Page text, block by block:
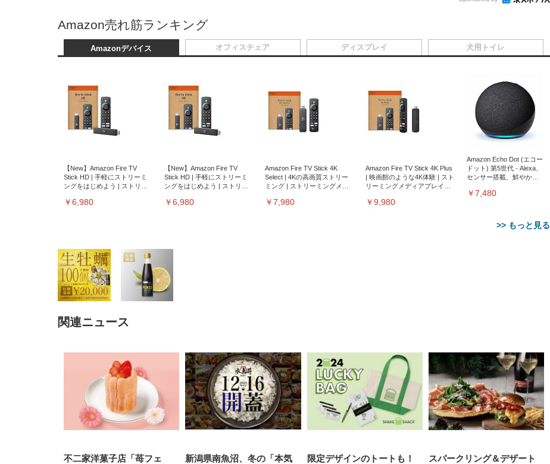
Amazon売れ筋ランキング
Amazonデバイス
【New】Amazon Fire TV
Stick HD | 手軽にストリーミ
ングをはじめよう | ストリー
￥6,980
【New】Amazon Fire TV
Stick HD | 手軽にストリーミ
ングをはじめよう | ストリー
￥6,980
Amazon Fire TV Stick 4K
Select | 4Kの高画質ストリー
ミング | ストリーミングメデ
￥7,980
Amazon Fire TV Stick 4K Plus
| 映画館のような4K体験 | スト
リーミングメディアプレイヤ
￥9,980
Amazon Echo Dot (エコー
ドット) 第5世代 - Alexa、
センサー搭載、鮮やかな
￥7,480
>> もっと見る
オフィスチェア
子 テレワーク 疲れない 跳ね
上げ式アームレスト コンパク
ト 約105度ロッキング pc 事務
椅子 360度回転 座面昇降 強化
ナイロン樹脂ベース 通気性メ
ッシュ 在宅ワーク H-
WY01(黒網+黒枠+黒足)
／デスクチェア メッシュチェ
ア 人間工学 疲れない ブラッ
￥27,999
チェア 疲れない テレワーク
チェア 強化バックレスト 30
度ロッキング機能 人間工学 椅
子 腰サポート 90度跳ね上げ
式アームレスト 3Dヘッドレス
ト ハンガー付き 高反発クッシ
ョン PCチェア 通気性メッシ
ュ ゲーミング/勉強/事務用 お
しゃれ パソコンチェア (ブラ
ック)
￥7,680
チェア 疲れない テレワーク
チェア 強化バックレスト 30度
ロッキング機能 人間工学 椅子
腰サポート 90度跳ね上げ式ア
ームレスト 3Dヘッドレスト
ハンガー付き 高反発クッショ
ン PCチェア 通気性メッシュ
ゲーミング/勉強/事務用 おし
ゃれ パソコンチェア (ホワイ
ト)
￥7,680
ッシュ 通気性 ランバーサ
ポート付き 腰サポート ガ
ス圧無段階昇降 360度回
転 キャスター付き コンパ
クト 幅52×奥行58.5×高さ
84～96cm テレワーク 在
宅勤務 ブラック
￥4,139
ディスプレイ
EV3240X-WT | 31.5型4K
UHD・USB Type-C・ホワイ
EV2740X-WT | 27.0型4K
UHD・USB Type-C・ホワイ
￥109,572
ク付き（CFI-ZDM1J）
￥49,979
ニター フル
HD（1920×1080）VA 非光
沢 HDMI/DisplayPort/VGA
スピーカー内蔵 高さ調整 ス
イベル VESA対応
ComfortView ビジネス向け
￥15,800
Gaming Monitor 24” Essential ゲ
ーミングモニター QD 24.5インチ
1ms FHD 量子ドット 残像低減 (3
年保証 | 輝点保証 | 日本メーカー)
￥34,980
犬用トイレ
ーツ 薄型 レギュラー 1回使い
捨て 無香料 ホワイト 300枚
ーツ 厚型 ワイド 42枚x2袋(84
枚) ホワイト(吸収面:ライトブ
￥3,234
ツ L 中型犬用 26枚入り 単品
￥1,800
ック) 【Amazon.co.jp限定】
Smart Basic アイリスオーヤマ
ペットシーツ 超厚型 お徳用
ワイド 100枚入 (x 1) (ケース
販売)
￥3,670
ュラー 200枚入
【Amazon.co.jp限定】
￥3,731
関連ニュース
不二家洋菓子店「苺フェ
新潟県南魚沼、冬の「本気
限定デザインのトートも！
スパークリング＆デザート